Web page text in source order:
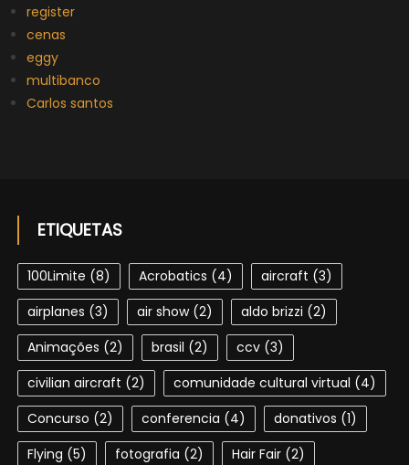
register
cenas
eggy
multibanco
Carlos santos
ETIQUETAS
100Limite (8) Acrobatics (4) aircraft (3)
airplanes (3) air show(2) aldo brizzi (2)
Animações (2) brasil (2) ccv(3)
civilian aircraft (2) comunidade cultural virtual (4)
Concurso (2) conferencia (4) donativos (1)
Flying (5) fotografia (2) Hair Fair(2)